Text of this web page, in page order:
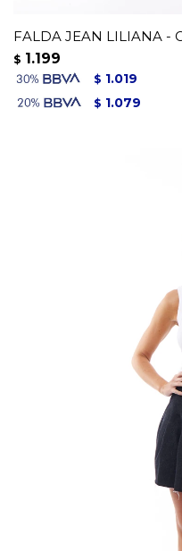
FALDA JEAN LILIANA -
$ 1.199
$ 1.019
$ 1.079